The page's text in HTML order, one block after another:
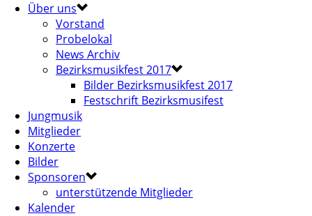
Über uns
Vorstand
Probelokal
News Archiv
Bezirksmusikfest 2017
Bilder Bezirksmusikfest 2017
Festschrift Bezirksmusifest
Jungmusik
Mitglieder
Konzerte
Bilder
Sponsoren
unterstützende Mitglieder
Kalender